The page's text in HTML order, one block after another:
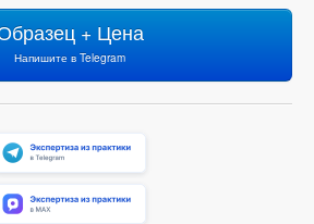
+ Цена
Напишите в Telegram